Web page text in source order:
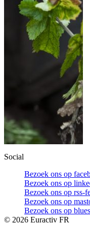
Social
Bezoek ons op
Bezoek ons op
Bezoek ons op rss-
Bezoek ons op
Bezoek ons op
© 2026 Euractiv FR